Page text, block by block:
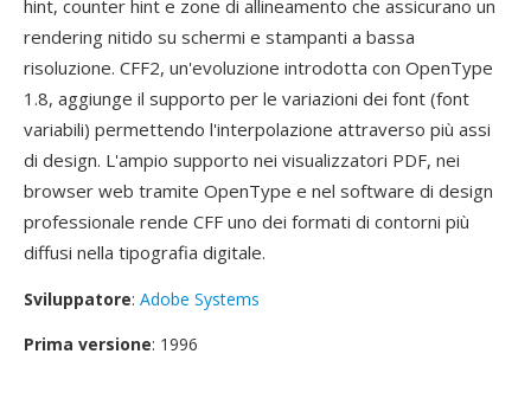
hint, counter hint e zone di allineamento che assicurano un
rendering nitido su schermi e stampanti a bassa
risoluzione. CFF2, un'evoluzione introdotta con OpenType
1.8, aggiunge il supporto per le variazioni dei font (font
variabili) permettendo l'interpolazione attraverso più assi
di design. L'ampio supporto nei visualizzatori PDF, nei
browser web tramite OpenType e nel software di design
professionale rende CFF uno dei formati di contorni più
diffusi nella tipografia digitale.
Sviluppatore: Adobe Systems
Prima versione: 1996